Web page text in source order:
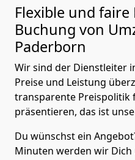
Flexible und
Buchung von
Paderborn
Wir sind der Dienstleiter
Preise und Leistung
transparente Preispolitik
präsentieren, das ist
Du wünschst ein
Minuten werden wir Dich